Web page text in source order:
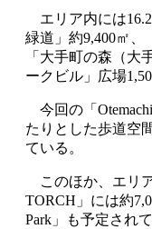
エリア内には
緑道」約9,400㎡、
「大手町の森（大
ークビル」広場
今回の「
たりとした歩道空
ている。
このほか、エリ
TORCH」には約
Park」も予定され